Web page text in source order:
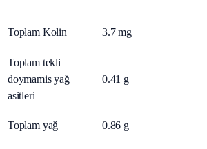
Toplam Kolin 3.7 mg
Toplam tekli
doymamis yağ
asitleri
0.41 g
Toplam yağ 0.86 g